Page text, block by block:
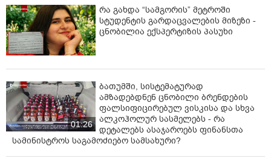
რა გახდა “სამგორის” მეტროში
სტუდენტის გარდაცვალების მიზეზი -
ცნობილია ექსპერტიზის პასუხი
01:26
ბათუმში, სისტემატურად
ამზადებდნენ ცნობილი ბრენდების
ფალსიფიცირებულ ვისკისა და სხვა
ალკოჰოლურ სასმელებს - რა
დეტალებს ასაჯაროებს ფინანსთა
სამინისტროს საგამოძიებო სამსახური?